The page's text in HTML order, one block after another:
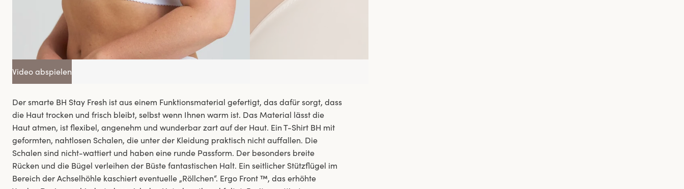
Video abspielen
Der smarte BH Stay Fresh ist aus einem Funktionsmaterial gefertigt, das dafür sorgt, dass
die Haut trocken und frisch bleibt, selbst wenn Ihnen warm ist. Das Material lässt die
Haut atmen, ist flexibel, angenehm und wunderbar zart auf der Haut. Ein T-Shirt BH mit
geformten, nahtlosen Schalen, die unter der Kleidung praktisch nicht auffallen. Die
Schalen sind nicht-wattiert und haben eine runde Passform. Der besonders breite
Rücken und die Bügel verleihen der Büste fantastischen Halt. Ein seitlicher Stützflügel im
Bereich der Achselhöhle kaschiert eventuelle „Röllchen“. Ergo Front ™, das erhöhte